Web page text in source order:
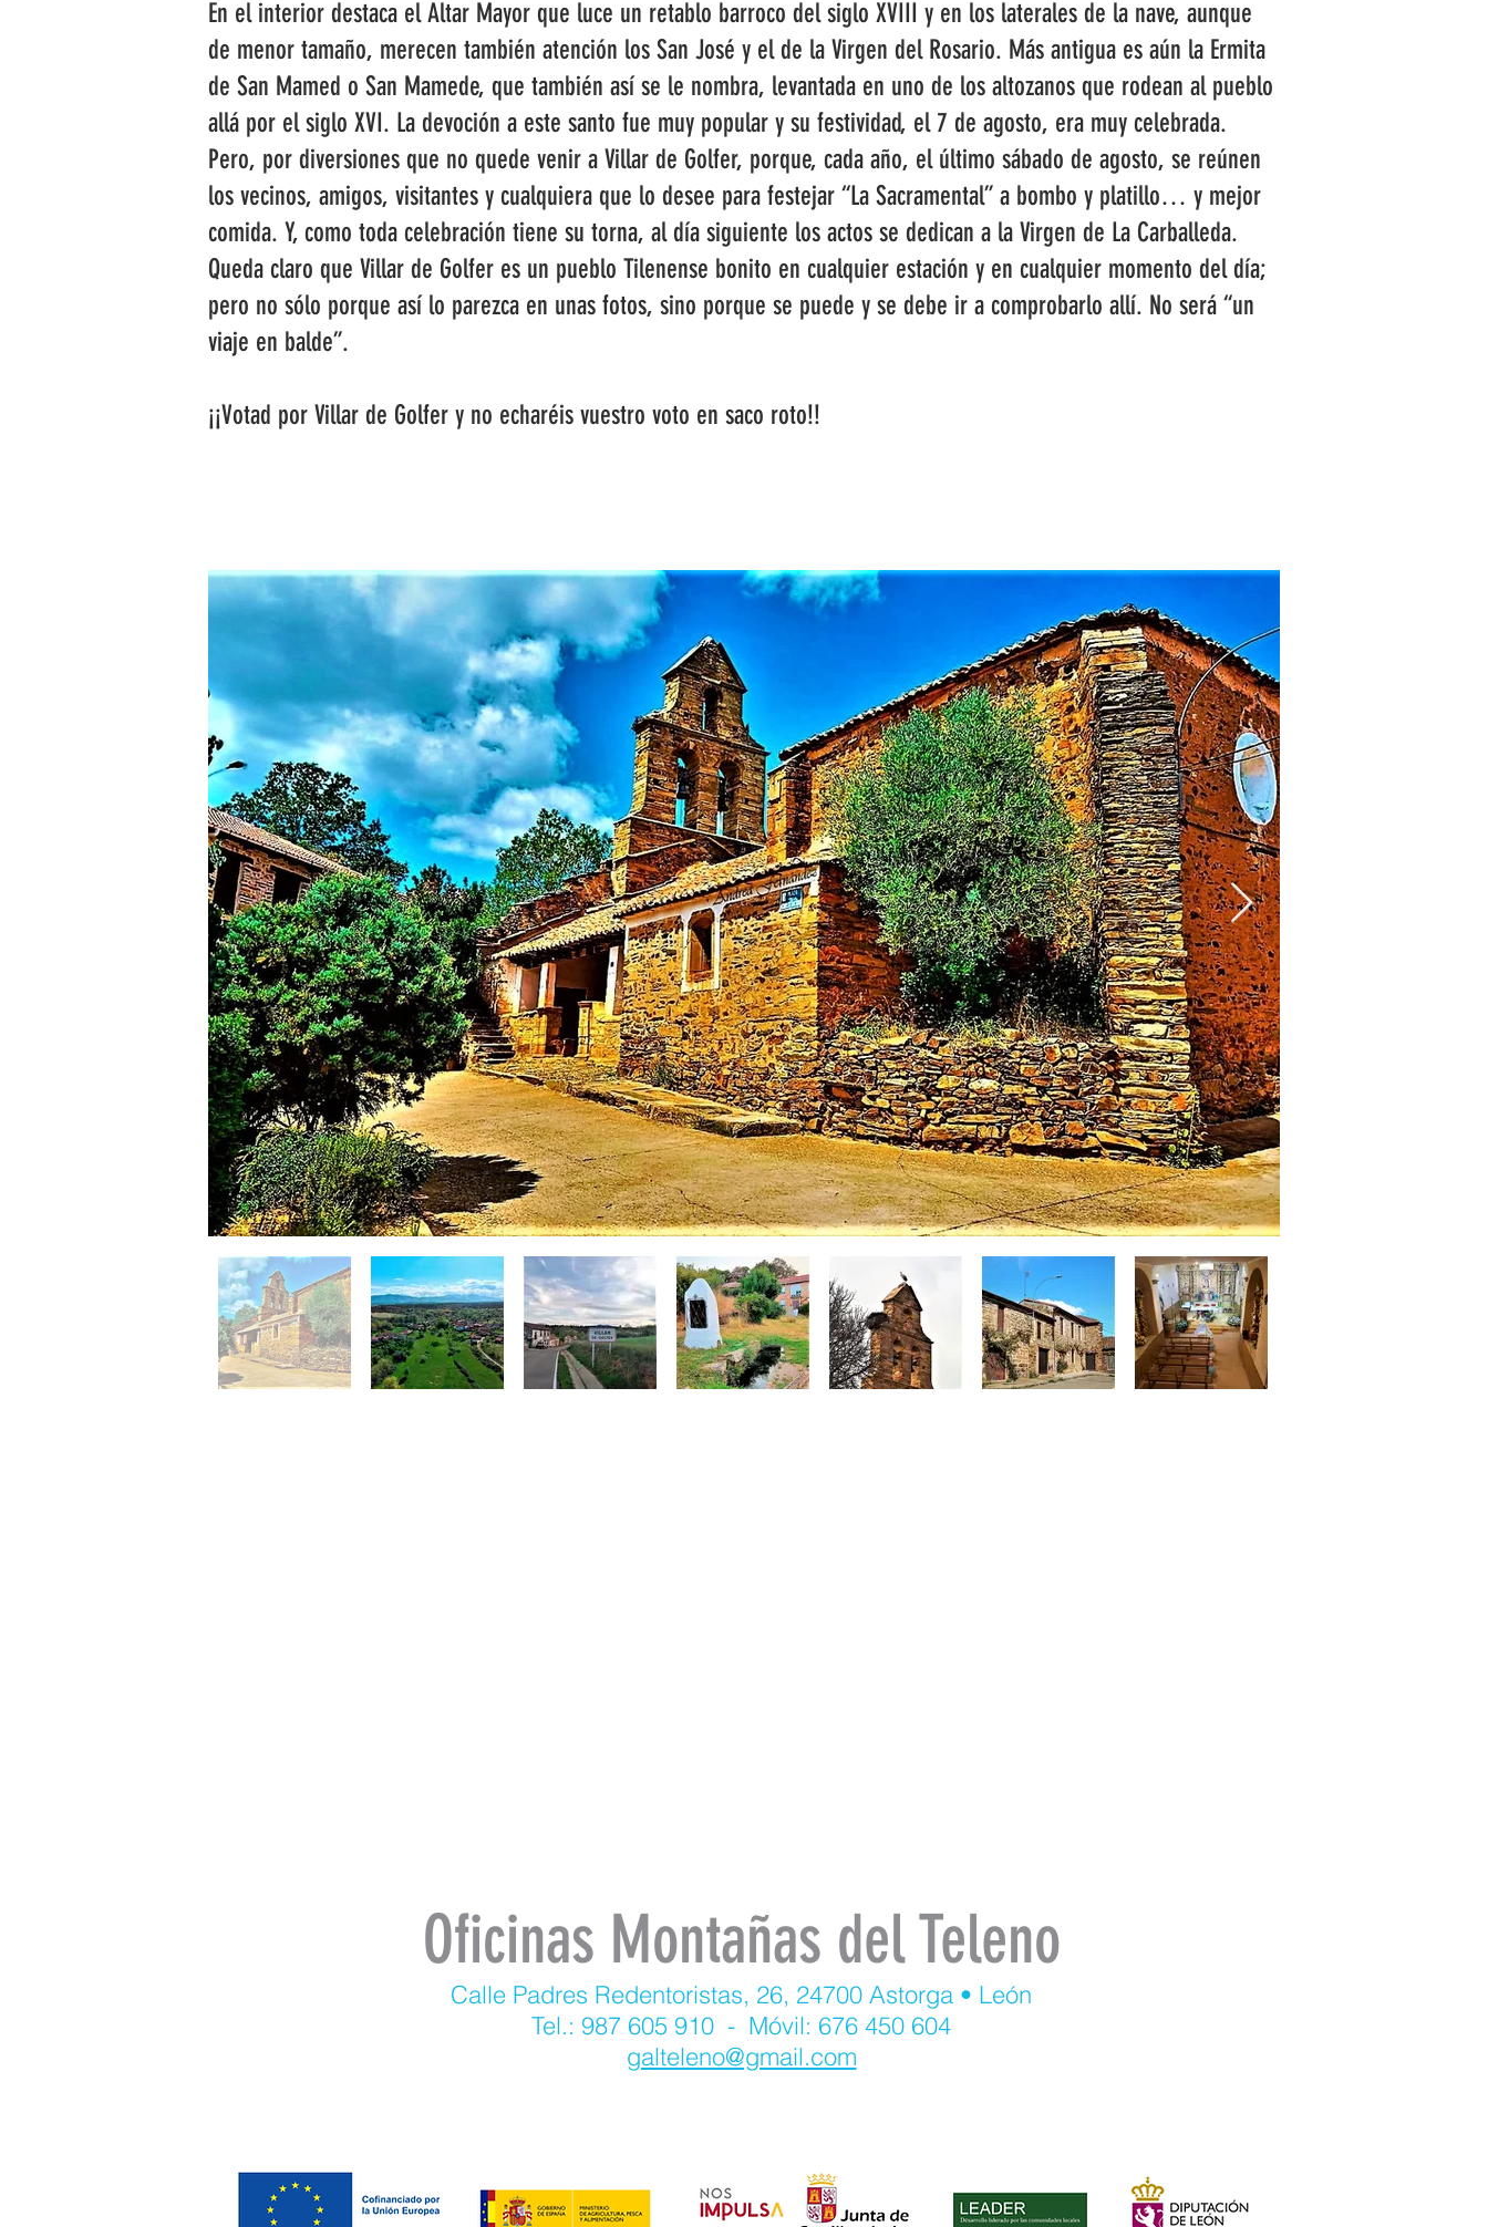
En el interior destaca el Altar Mayor que luce un retablo barroco del siglo XVIII y en los laterales de la nave, aunque
de menor tamaño, merecen también atención los San José y el de la Virgen del Rosario. Más antigua es aún la Ermita
de San Mamed o San Mamede, que también así se le nombra, levantada en uno de los altozanos que rodean al pueblo
allá por el siglo XVI. La devoción a este santo fue muy popular y su festividad, el 7 de agosto, era muy celebrada.
Pero, por diversiones que no quede venir a Villar de Golfer, porque, cada año, el último sábado de agosto, se reúnen
los vecinos, amigos, visitantes y cualquiera que lo desee para festejar “La Sacramental” a bombo y platillo… y mejor
comida. Y, como toda celebración tiene su torna, al día siguiente los actos se dedican a la Virgen de La Carballeda.
Queda claro que Villar de Golfer es un pueblo Tilenense bonito en cualquier estación y en cualquier momento del día;
pero no sólo porque así lo parezca en unas fotos, sino porque se puede y se debe ir a comprobarlo allí. No será “un
viaje en balde”.
¡¡Votad por Villar de Golfer y no echaréis vuestro voto en saco roto!!
Oficinas Montañas del Teleno
Calle Padres Redentoristas, 26, 24700 Astorga • León
Tel.: 987 605 910 - Móvil: 676 450 604
galteleno@gmail.com